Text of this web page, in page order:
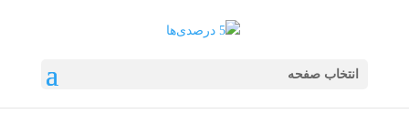
انتخاب صفحه